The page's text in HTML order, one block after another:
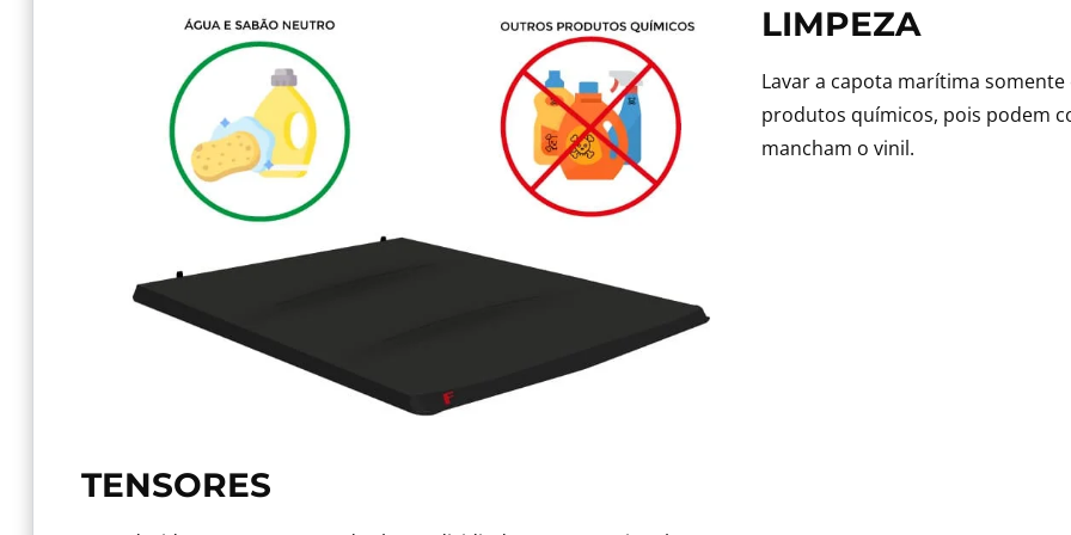
LIMPEZA
Lavar a capota marítima
produtos químicos, pois podem
mancham o vinil.
TENSORES